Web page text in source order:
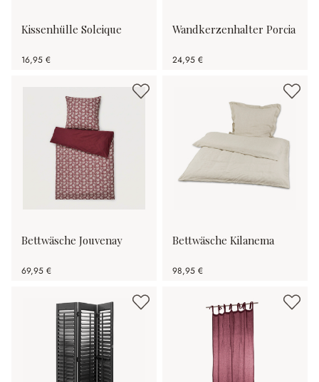
Kissenhülle Soleique
16,95 €
Wandkerzenhalter Porcia
24,95 €
Bettwäsche Jouvenay
69,95 €
Bettwäsche Kilanema
98,95 €